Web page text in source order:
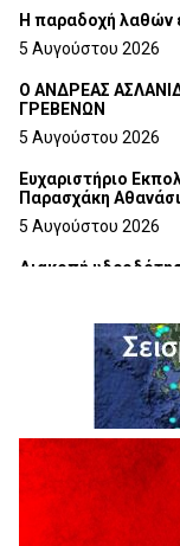
H παραδοχή λαθών
5 Αυγούστου 2026
Ο ΑΝΔΡΕΑΣ
ΓΡΕΒΕΝΩΝ
5 Αυγούστου 2026
Ευχαριστήριο
Παρασχάκη
5 Αυγούστου 2026
Διακοπή
Η Marseaux στα
5 Αυγούστου 2026
Θερινό Σινεμά στο
Καλοκαιριού 2026»
Ανάσες».
5 Αυγούστου 2026
Γρεβενά:
εξοπλισμού